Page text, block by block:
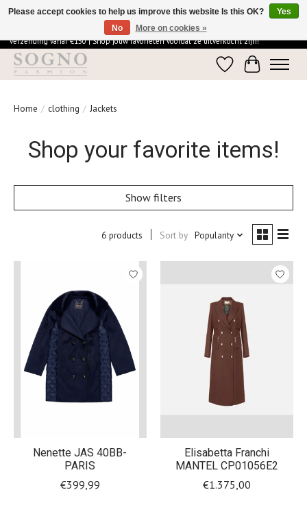
Ontdek de elegantie van SOGNO Fashion | Vandaag besteld = morgen in huis | Gratis
verzending vanaf €150 | Shop jouw favorieten voordat ze uitverkocht zijn!
WishlistCart
Home / clothing / Jackets
Shop your favorite items!
Show filters
6 products Sort by Popularity
Nenette JAS 40BB-
PARIS
€399,99
Elisabetta Franchi
MANTEL CP01056E2
€1.375,00
Please accept cookies to help us improve this website Is this OK?
Yes
No
More on cookies »